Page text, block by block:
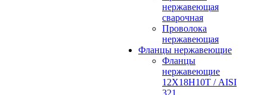
нержавеющая
сварочная
Проволока
нержавеющая
Фланцы нержавеющие
Фланцы
нержавеющие
12Х18Н10Т / AISI
321